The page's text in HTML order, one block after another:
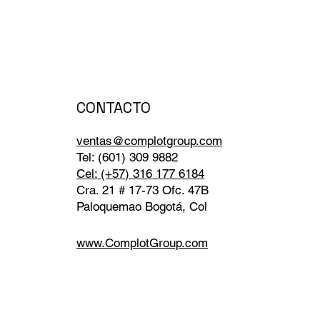
CONTACTO
ventas@complotgroup.com
Tel: (601) 309 9882
Cel: (+57) 316 177 6184
Cra. 21 # 17-73 Ofc. 47B
Paloquemao Bogotá, Col
www.ComplotGroup.com